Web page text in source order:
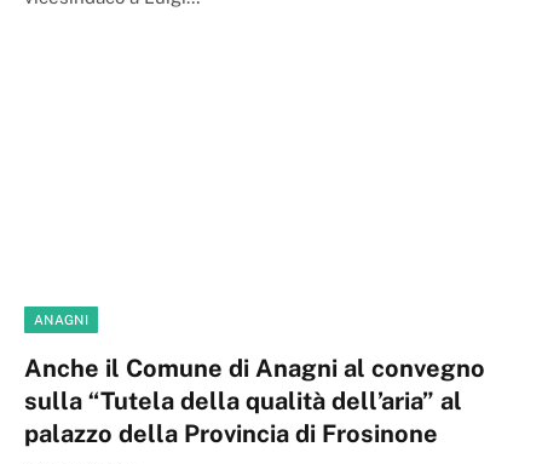
ANAGNI
Anche il Comune di Anagni al convegno
sulla “Tutela della qualità dell’aria” al
palazzo della Provincia di Frosinone